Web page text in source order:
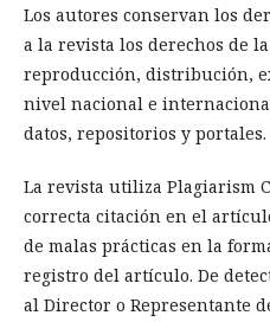
Los autores conservan los
a la revista los derechos de
reproducción, distribución,
nivel nacional e
datos, repositorios y portales.
La revista utiliza Plagiarism
correcta citación en el
de malas prácticas en la
registro del artículo. De
al Director o Representante